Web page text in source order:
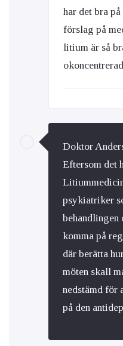
har det bra
förslag på
litium är så
Doktor
Eftersom det
psykiatriker
behandlingen
komma på
där berätta
möten skall
nedstämd för
på den